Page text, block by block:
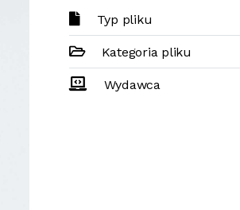
Typ pliku
Kategoria pliku
Wydawca